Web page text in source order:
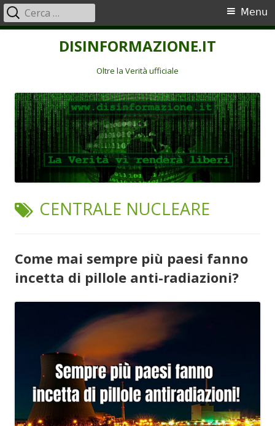
DISINFORMAZIONE.IT
Oltre la Verità ufficiale
Menu
principale
Menu
Ricerca
per:
TAG:
CENTRALE NUCLEARE
Come mai sempre più paesi fanno
incetta di pillole anti-radiazioni?